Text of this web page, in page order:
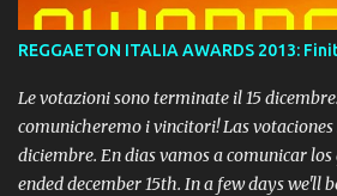
REGGAETON ITALIA AWARDS 2013:
Le votazioni sono terminate il 15
comunicheremo i vincitori! Las votaciones
diciembre. En dias vamos a comunicar
ended december 15th. In a few days we'll